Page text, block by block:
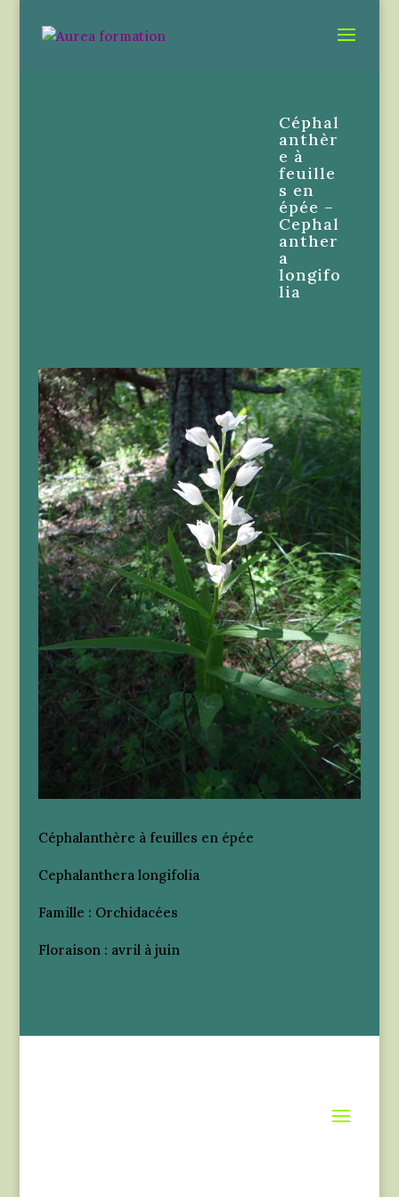
Céphal
anthèr
e à
feuille
s en
épée –
Cephal
anther
a
longifo
lia
Céphalanthère à feuilles en épée
Cephalanthera longifolia
Famille : Orchidacées
Floraison : avril à juin